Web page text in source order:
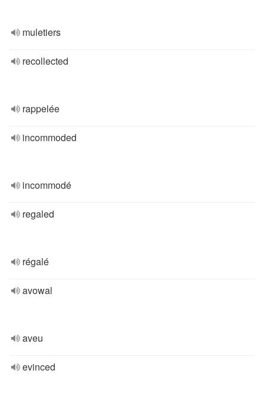
muletiers
recollected
rappelée
incommoded
incommodé
regaled
régalé
avowal
aveu
evinced